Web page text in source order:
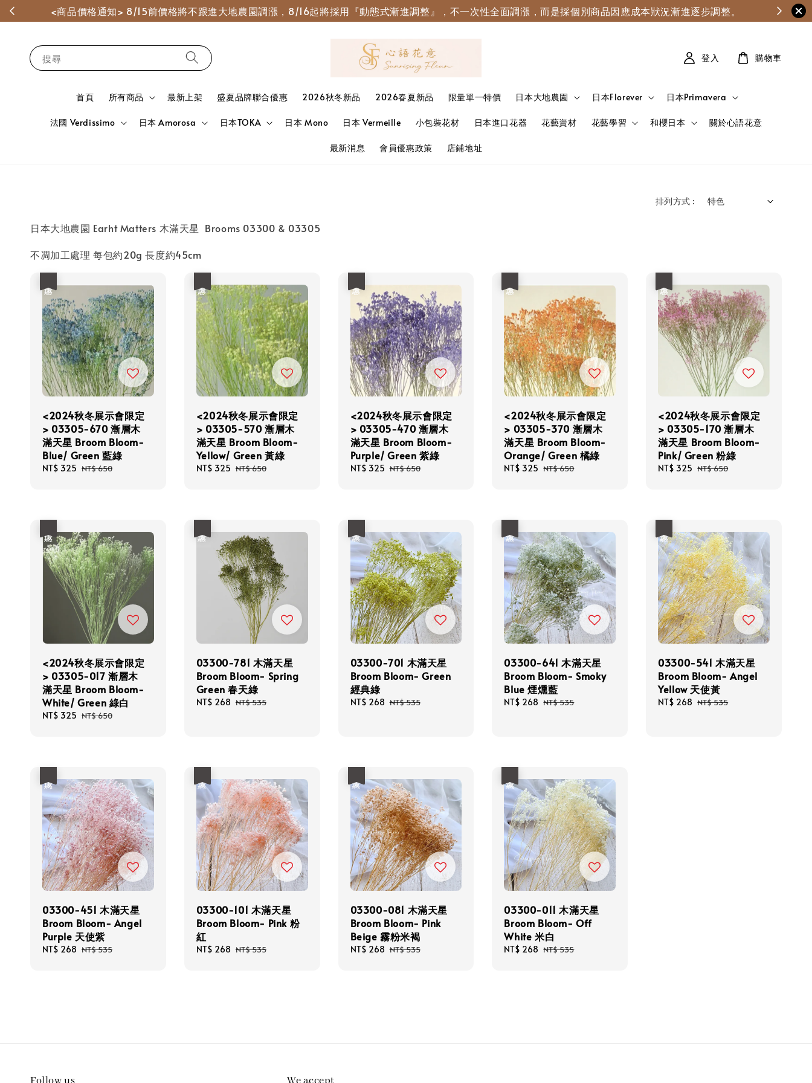
<商品價格通知> 8/15前價格將不跟進大地農園調漲，8/16起將採用『動態式漸進調整』，不一次性全面調漲，而是採個別商品因應成本狀況漸進逐步調整。
搜尋
首頁 所有商品 最新上架 盛夏品牌聯合優惠 2026秋冬新品 2026春夏新品 限量單一特價 日本大地農園 日本Florever 日本Primavera
法國 Verdissimo 日本 Amorosa 日本TOKA 日本 Mono 日本 Vermeille 小包裝花材 日本進口花器 花藝資材 花藝學習 和櫻日本 關於心語花意
最新消息 會員優惠政策 店鋪地址
登入 購物車
排列方式 :
日本大地農園 Earht Matters 木滿天星 Brooms 03300 & 03305
不凋加工處理 每包約20g 長度約45cm
<2024秋冬展示會限定
> 03305-670 漸層木
滿天星 Broom Bloom-
Blue/ Green 藍綠
Sale
NT$ 325 Regular
NT$ 650
<2024秋冬展示會限定
> 03305-570 漸層木
滿天星 Broom Bloom-
Yellow/ Green 黃綠
Sale
NT$ 325 Regular
NT$ 650
<2024秋冬展示會限定
> 03305-470 漸層木
滿天星 Broom Bloom-
Purple/ Green 紫綠
Sale
NT$ 325 Regular
NT$ 650
<2024秋冬展示會限定
> 03305-370 漸層木
滿天星 Broom Bloom-
Orange/ Green 橘綠
Sale
NT$ 325 Regular
NT$ 650
<2024秋冬展示會限定
> 03305-170 漸層木
滿天星 Broom Bloom-
Pink/ Green 粉綠
Sale
NT$ 325 Regular
NT$ 650
<2024秋冬展示會限定
> 03305-017 漸層木
滿天星 Broom Bloom-
White/ Green 綠白
Sale
NT$ 325 Regular
NT$ 650
03300-781 木滿天星
Broom Bloom- Spring
Green 春天綠
Sale
NT$ 268 Regular
NT$ 535
03300-701 木滿天星
Broom Bloom- Green
經典綠
Sale
NT$ 268 Regular
NT$ 535
03300-641 木滿天星
Broom Bloom- Smoky
Blue 煙燻藍
Sale
NT$ 268 Regular
NT$ 535
03300-541 木滿天星
Broom Bloom- Angel
Yellow 天使黃
Sale
NT$ 268 Regular
NT$ 535
03300-451 木滿天星
Broom Bloom- Angel
Purple 天使紫
Sale
NT$ 268 Regular
NT$ 535
03300-101 木滿天星
Broom Bloom- Pink 粉
紅
Sale
NT$ 268 Regular
NT$ 535
03300-081 木滿天星
Broom Bloom- Pink
Beige 霧粉米褐
Sale
NT$ 268 Regular
NT$ 535
03300-011 木滿天星
Broom Bloom- Off
White 米白
Sale
NT$ 268 Regular
NT$ 535